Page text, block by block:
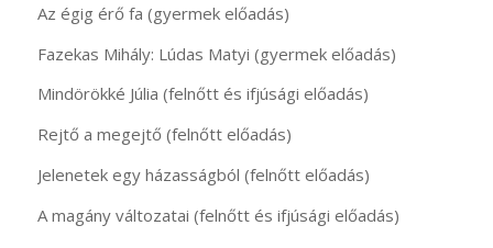
Az égig érő fa (gyermek előadás)
Fazekas Mihály: Lúdas Matyi (gyermek előadás)
Mindörökké Júlia (felnőtt és ifjúsági előadás)
Rejtő a megejtő (felnőtt előadás)
Jelenetek egy házasságból (felnőtt előadás)
A magány változatai (felnőtt és ifjúsági előadás)